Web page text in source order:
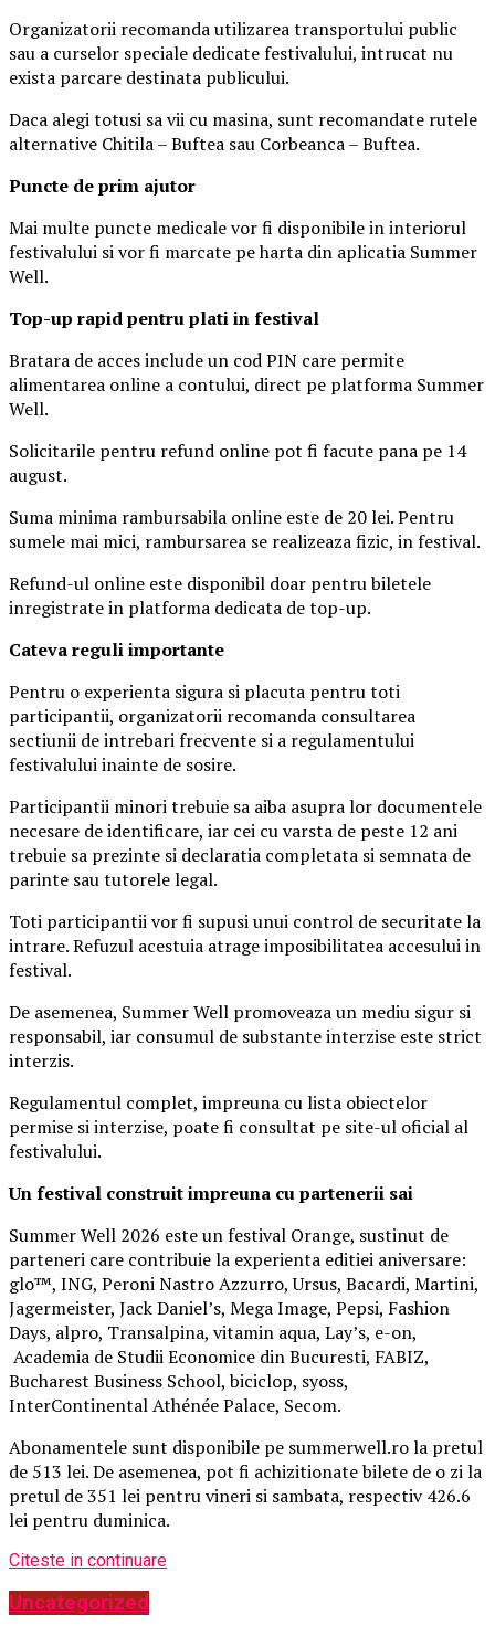
Organizatorii recomanda utilizarea transportului public
sau a curselor speciale dedicate festivalului, intrucat nu
exista parcare destinata publicului.
Daca alegi totusi sa vii cu masina, sunt recomandate rutele
alternative Chitila – Buftea sau Corbeanca – Buftea.
Puncte de prim ajutor
Mai multe puncte medicale vor fi disponibile in interiorul
festivalului si vor fi marcate pe harta din aplicatia Summer
Well.
Top-up rapid pentru plati in festival
Bratara de acces include un cod PIN care permite
alimentarea online a contului, direct pe platforma Summer
Well.
Solicitarile pentru refund online pot fi facute pana pe 14
august.
Suma minima rambursabila online este de 20 lei. Pentru
sumele mai mici, rambursarea se realizeaza fizic, in festival.
Refund-ul online este disponibil doar pentru biletele
inregistrate in platforma dedicata de top-up.
Cateva reguli importante
Pentru o experienta sigura si placuta pentru toti
participantii, organizatorii recomanda consultarea
sectiunii de intrebari frecvente si a regulamentului
festivalului inainte de sosire.
Participantii minori trebuie sa aiba asupra lor documentele
necesare de identificare, iar cei cu varsta de peste 12 ani
trebuie sa prezinte si declaratia completata si semnata de
parinte sau tutorele legal.
Toti participantii vor fi supusi unui control de securitate la
intrare. Refuzul acestuia atrage imposibilitatea accesului in
festival.
De asemenea, Summer Well promoveaza un mediu sigur si
responsabil, iar consumul de substante interzise este strict
interzis.
Regulamentul complet, impreuna cu lista obiectelor
permise si interzise, poate fi consultat pe site-ul oficial al
festivalului.
Un festival construitimpreuna cu partenerii sai
Summer Well 2026 este un festival Orange, sustinut de
parteneri care contribuie la experienta editiei aniversare:
glo™, ING, Peroni Nastro Azzurro, Ursus, Bacardi, Martini,
Jagermeister, Jack Daniel’s, Mega Image, Pepsi, Fashion
Days, alpro, Transalpina, vitamin aqua, Lay’s, e-on,
Academia de Studii Economice din Bucuresti, FABIZ,
Bucharest Business School, biciclop, syoss,
InterContinental Athénée Palace, Secom.
Abonamentele sunt disponibile pe summerwell.ro la pretul
de 513 lei. De asemenea, pot fi achizitionate bilete de o zi la
pretul de 351 lei pentru vineri si sambata, respectiv 426.6
lei pentru duminica.
Citeste in continuare
Uncategorized